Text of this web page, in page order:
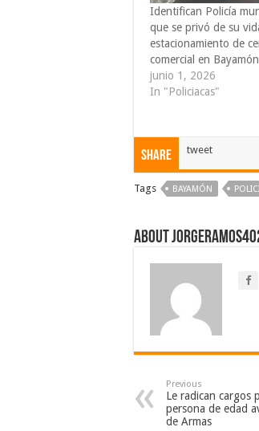
Identifican Policía
que se privó de su
estacionamiento de
comercial en
junio 1, 2026
In "Policiacas"
Share tweet
Tags BAYAMÓN
About
Previous
Le radican cargos
persona de edad
de Armas